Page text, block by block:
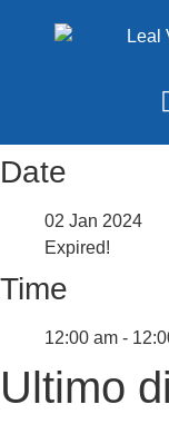
Date
02 Jan 2024
Expired!
Time
12:00 am -
Ultimo